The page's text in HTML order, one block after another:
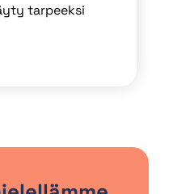
tarpeeksi